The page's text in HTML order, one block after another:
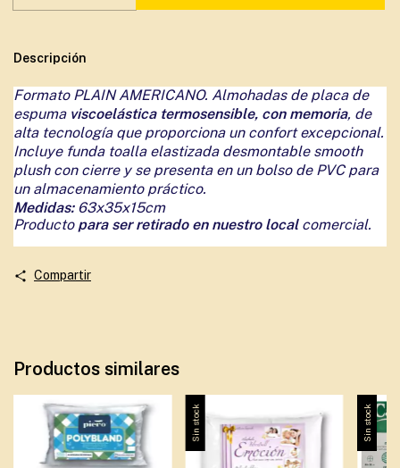
Descripción
Formato PLAIN AMERICANO. Almohadas de placa de
espuma viscoelástica termosensible, con memoria, de
alta tecnología que proporciona un confort excepcional.
Incluye funda toalla elastizada desmontable smooth
plush con cierre y se presenta en un bolso de PVC para
un almacenamiento práctico.
Medidas:63x35x15cm
Producto para ser retirado en nuestro localcomercial.
Compartir
Productos similares
Sin stock Sin stock